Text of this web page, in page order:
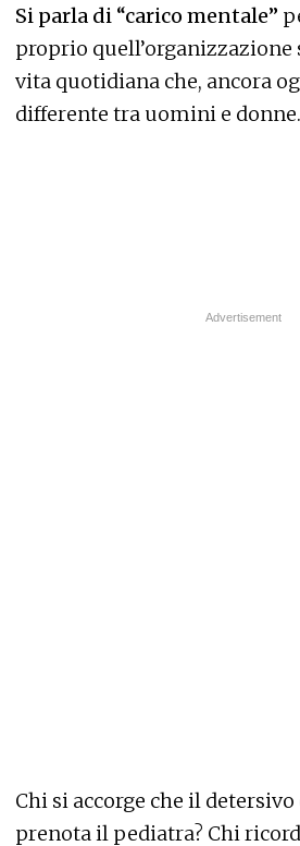
Si parla di “carico mentale”
proprio quell’organizzazione
vita quotidiana che, ancora
differente tra uomini e donne.
Chi si accorge che il
prenota il pediatra? Chi